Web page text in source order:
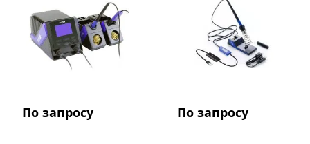
По запросу По запросу